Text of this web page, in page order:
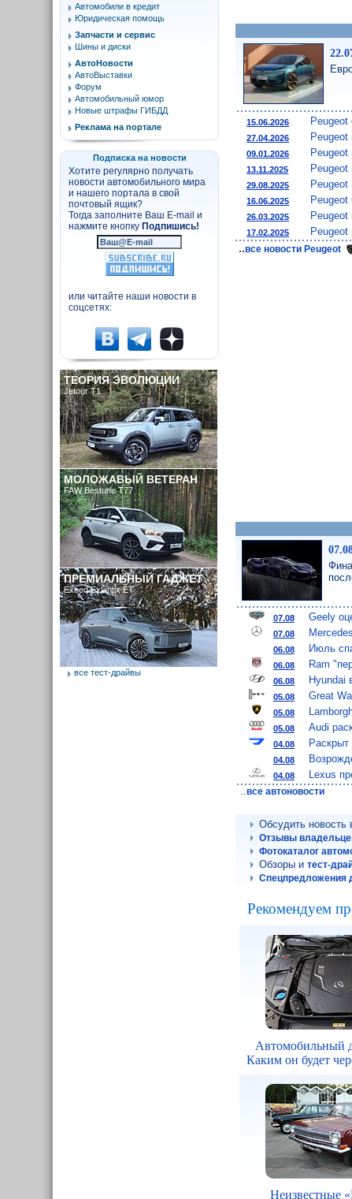
15.06.2026 Peugeot
27.04.2026 Peugeot
09.01.2026 Peugeot
13.11.2025 Peugeot
29.08.2025 Peugeot
16.06.2025 Peugeot
26.03.2025 Peugeot
17.02.2025
..все новости Peugeot
07.08 Geely
07.08
06.08 Июль
06.08 Ram
06.08 Hyundai
05.08 Great
05.08
05.08 Audi
04.08 Раскрыт
04.08
04.08
Lexus
..все автоновости
Обсудить новость
Отзывы
Фотокаталог
Обзоры итест-
Спецпредложения
Рекомендуем
Автомобильный
Каким он будет
Неизвестные
Автомобили в кредит
Юридическая помощь
Запчасти и сервис
Шины и диски
АвтоНовости
АвтоВыставки
Форум
Автомобильный юмор
Новые штрафы ГИБДД
Реклама на портале
Подписка на новости
Хотите регулярно получать
новости автомобильного мира
и нашего портала в свой
почтовый ящик?
Тогда заполните Ваш E-mail и
нажмите кнопку Подпишись!
или читайте наши новости в
соцсетях:
ТЕОРИЯ ЭВОЛЮЦИИ
Jetour T1
МОЛОЖАВЫЙ ВЕТЕРАН
FAW Bestune T77
ПРЕМИАЛЬНЫЙ ГАДЖЕТ
Exeed Exlantix ET
все тест-драйвы